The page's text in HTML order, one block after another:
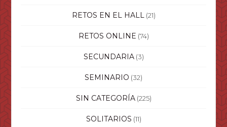
RETOS EN EL HALL (21)
RETOS ONLINE (74)
SECUNDARIA(3)
SEMINARIO (32)
SIN CATEGORÍA(225)
SOLITARIOS (11)